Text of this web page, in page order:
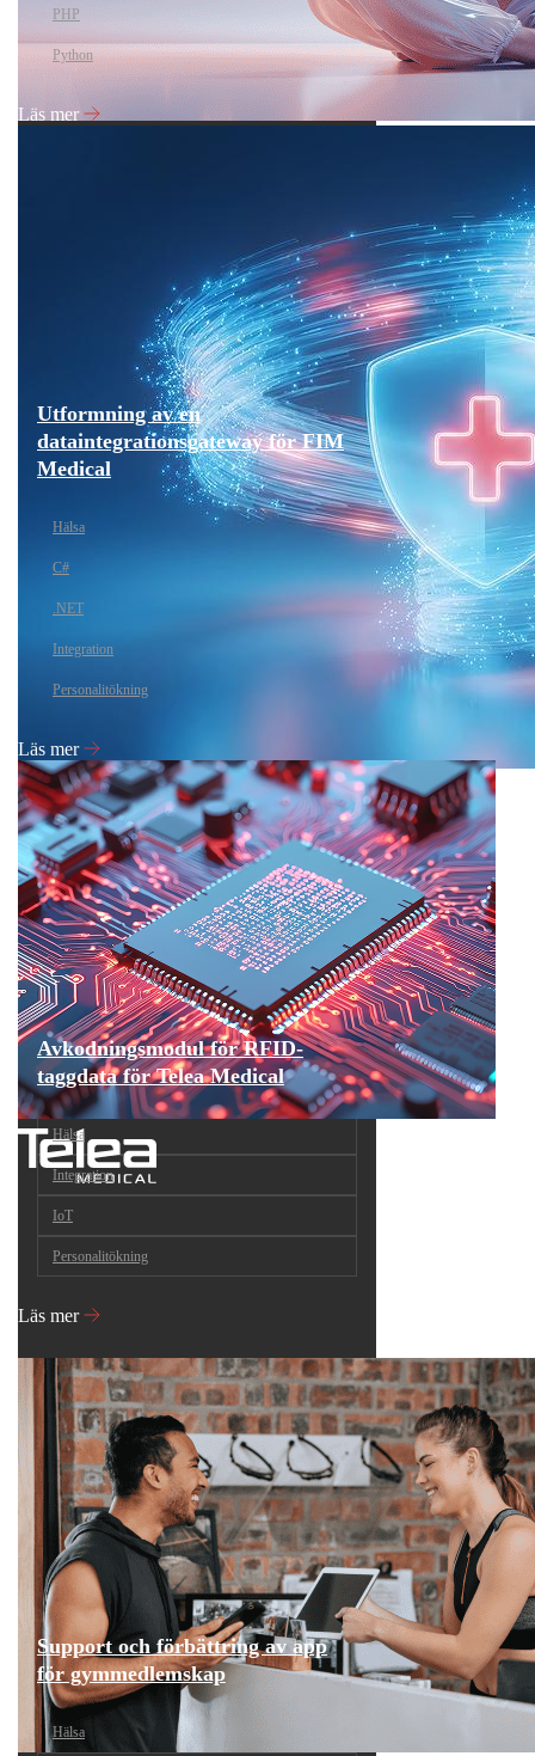
PHP
Python
Läs mer
Utformning av en
dataintegrationsgateway för FIM
Medical
Hälsa
C#
.NET
Integration
Personalitökning
Läs mer
Avkodningsmodul för RFID-
taggdata för Telea Medical
Hälsa
Integration
IoT
Personalitökning
Läs mer
Support och förbättring av app
för gymmedlemskap
Hälsa